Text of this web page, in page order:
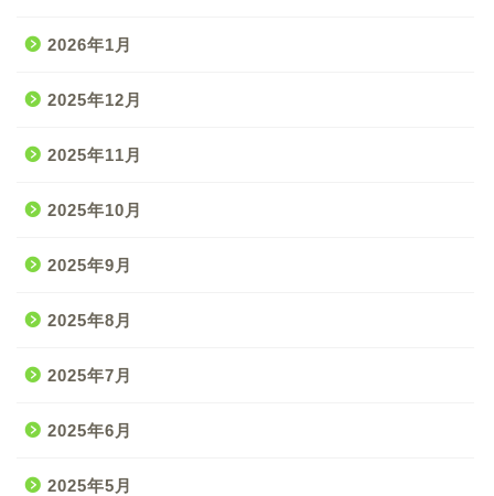
2026年1月
2025年12月
2025年11月
2025年10月
2025年9月
2025年8月
2025年7月
2025年6月
2025年5月